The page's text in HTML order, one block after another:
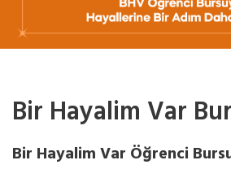
Bir Hayalim Var
Bir Hayalim Var Öğrenci